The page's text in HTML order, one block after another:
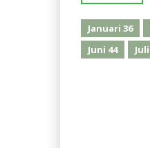
Januari 36
Juni 44 Juli